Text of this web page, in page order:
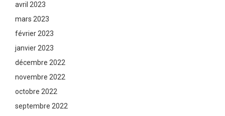
avril 2023
mars 2023
février 2023
janvier 2023
décembre 2022
novembre 2022
octobre 2022
septembre 2022